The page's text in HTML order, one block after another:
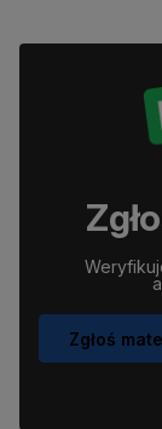
Zgłoś